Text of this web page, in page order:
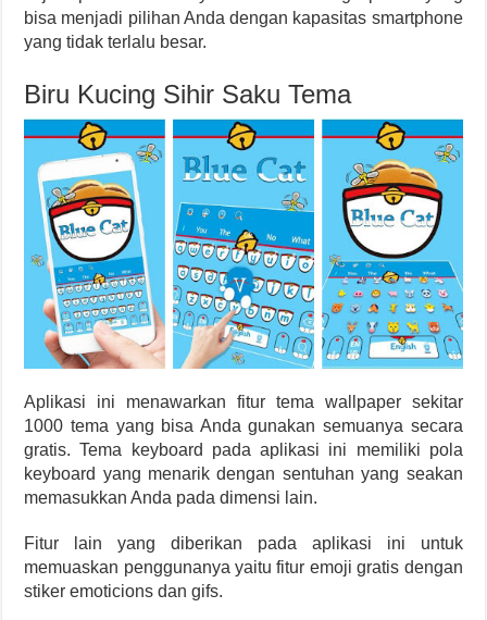
bisa menjadi pilihan Anda dengan kapasitas smartphone
yang tidak terlalu besar.
Biru Kucing Sihir Saku Tema
Aplikasi ini menawarkan fitur tema wallpaper sekitar
1000 tema yang bisa Anda gunakan semuanya secara
gratis. Tema keyboard pada aplikasi ini memiliki pola
keyboard yang menarik dengan sentuhan yang seakan
memasukkan Anda pada dimensi lain.
Fitur lain yang diberikan pada aplikasi ini untuk
memuaskan penggunanya yaitu fitur emoji gratis dengan
stiker emoticions dan gifs.